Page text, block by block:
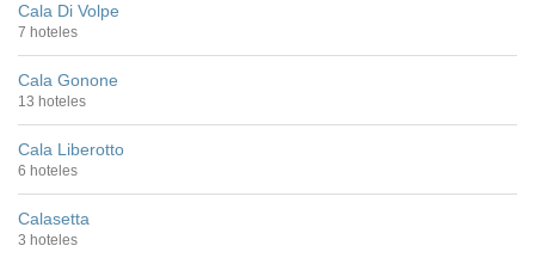
Cala Di Volpe
7 hoteles
Cala Gonone
13 hoteles
Cala Liberotto
6 hoteles
Calasetta
3 hoteles